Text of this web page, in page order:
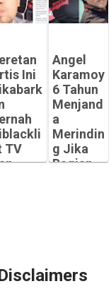
SUAMI!
Siapa
mereka?
-
Peluangsuk
ses.com
Ini
TV
Angel
Karamoy
6 Tahun
Menjand
a
Merindin
g Jika
Bagian